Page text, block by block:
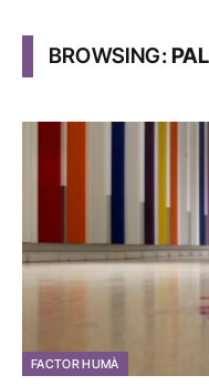
BROWSING:
FACTOR HUMÀ